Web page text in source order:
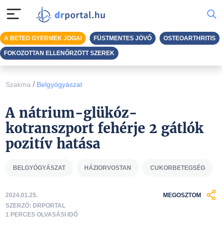
Szakma / Belgyógyászat
A nátrium-glükóz-
kotranszport fehérje 2 gátlók
pozitív hatása
BELGYÓGYÁSZAT HÁZIORVOSTAN CUKORBETEGSÉG
2024.01.25.
SZERZŐ: DRPORTAL
1 PERCES OLVASÁSI IDŐ
MEGOSZTOM
A BETEG GYERMEK JOGAI FÜSTMENTES JÖVŐ OSTEOARTHRITIS
FOKOZOTTAN ELLENŐRZÖTT SZEREK